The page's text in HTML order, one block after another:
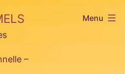
–
Menu